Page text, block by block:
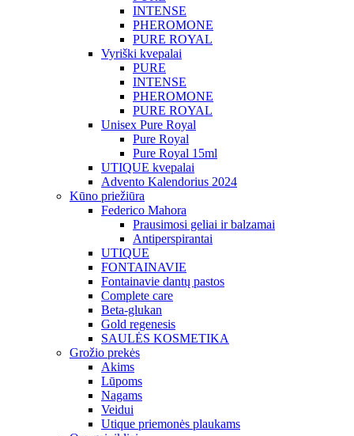
INTENSE
PHEROMONE
PURE ROYAL
Vyriški kvepalai
PURE
INTENSE
PHEROMONE
PURE ROYAL
Unisex Pure Royal
Pure Royal
Pure Royal 15ml
UTIQUE kvepalai
Advento Kalendorius 2024
Kūno priežiūra
Federico Mahora
Prausimosi geliai ir balzamai
Antiperspirantai
UTIQUE
FONTAINAVIE
Fontainavie dantų pastos
Complete care
Beta-glukan
Gold regenesis
SAULĖS KOSMETIKA
Grožio prekės
Akims
Lūpoms
Nagams
Veidui
Utique priemonės plaukams